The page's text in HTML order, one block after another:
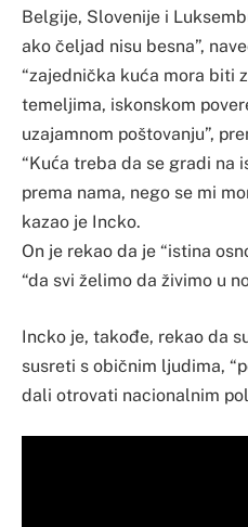
Belgije, Slovenije i
ako čeljad nisu besna”,
“zajednička kuća mora biti
temeljima, iskonskom
uzajamnom poštovanju”,
“Kuća treba da se gradi na
prema nama, nego se mi
kazao je Incko.
On je rekao da je “istina
“da svi želimo da živimo u
Incko je, takođe, rekao da
susreti s običnim ljudima,
dali otrovati nacionalnim